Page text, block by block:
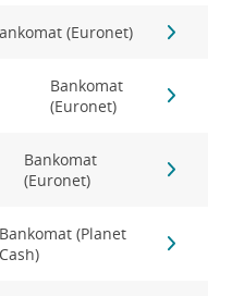
(Euronet)
Bankomat
(Euronet)
Bankomat
(Euronet)
Bankomat (Planet
Cash)